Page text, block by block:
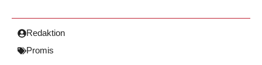
Redaktion
Promis